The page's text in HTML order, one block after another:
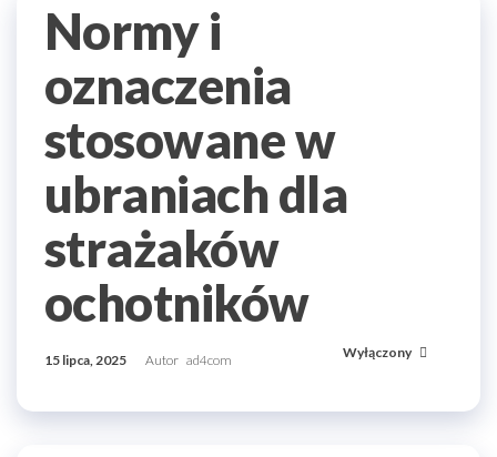
Normy i
oznaczenia
stosowane w
ubraniach dla
strażaków
ochotników
15 lipca, 2025 Autor ad4com Wyłączony